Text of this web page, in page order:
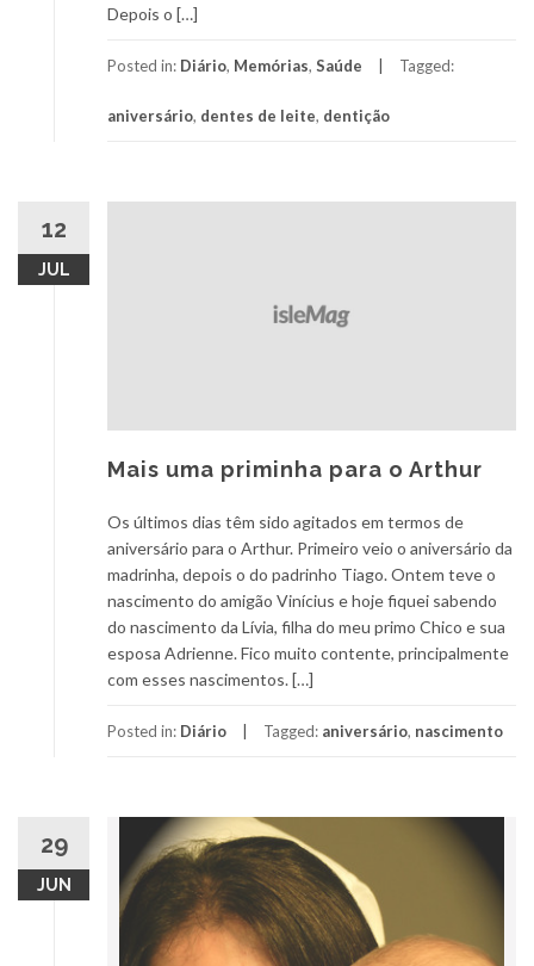
Depois o […]
Posted in: Diário, Memórias, Saúde Tagged:
aniversário, dentes de leite, dentição
12
JUL
Mais uma priminha para o Arthur
Os últimos dias têm sido agitados em termos de
aniversário para o Arthur. Primeiro veio o aniversário da
madrinha, depois o do padrinho Tiago. Ontem teve o
nascimento do amigão Vinícius e hoje fiquei sabendo
do nascimento da Lívia, filha do meu primo Chico e sua
esposa Adrienne. Fico muito contente, principalmente
com esses nascimentos. […]
Posted in: Diário Tagged: aniversário, nascimento
29
JUN